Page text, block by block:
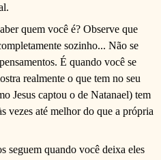
quem você é? Observe que
sozinho... Não se
É quando você se
realmente o que tem no seu
Jesus captou o de Natanael) tem
vezes até melhor do que a própria
seguem quando você deixa eles